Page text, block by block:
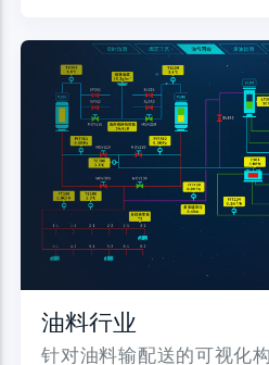
油料行业
针对油料输配送的可视化